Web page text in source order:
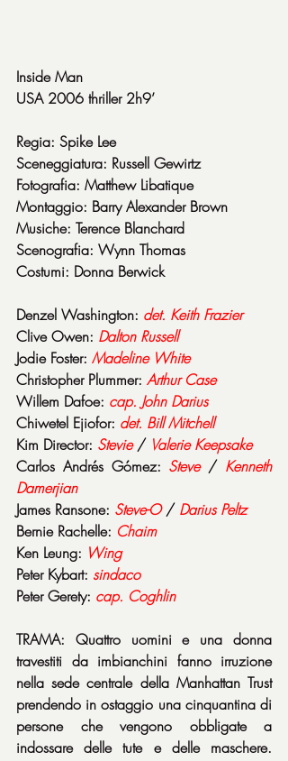
Inside Man
USA 2006 thriller 2h9’
Regia: Spike Lee
Sceneggiatura: Russell Gewirtz
Fotografia: Matthew Libatique
Montaggio: Barry Alexander Brown
Musiche: Terence Blanchard
Scenografia: Wynn Thomas
Costumi: Donna Berwick
Denzel Washington: det. Keith Frazier
Clive Owen: Dalton Russell
Jodie Foster: Madeline White
Christopher Plummer: Arthur Case
Willem Dafoe: cap. John Darius
Chiwetel Ejiofor: det. Bill Mitchell
Kim Director: Stevie / Valerie Keepsake
Carlos Andrés Gómez: Steve / Kenneth
Damerjian
James Ransone: Steve-O / Darius Peltz
Bernie Rachelle: Chaim
Ken Leung: Wing
Peter Kybart: sindaco
Peter Gerety: cap. Coghlin
TRAMA: Quattro uomini e una donna
travestiti da imbianchini fanno irruzione
nella sede centrale della Manhattan Trust
prendendo in ostaggio una cinquantina di
persone che vengono obbligate a
indossare delle tute e delle maschere.